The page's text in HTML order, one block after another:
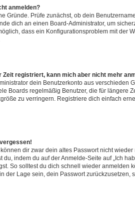
anmelden?
Gründe. Prüfe zunächst, ob dein
dich an einen Board-Administrator, um
dass ein Konfigurationsproblem mit der
Zeit registriert, kann mich aber nicht mehr
dein Benutzerkonto aus verschieden
Boards regelmäßig Benutzer, die für längere
zu verringern. Registriere dich einfach
dir zwar dein altes Passwort nicht
du, indem du auf der Anmelde-Seite auf „Ich
So solltest du dich schnell wieder anmelden
der Lage sein, dein Passwort zurückzusetzen,